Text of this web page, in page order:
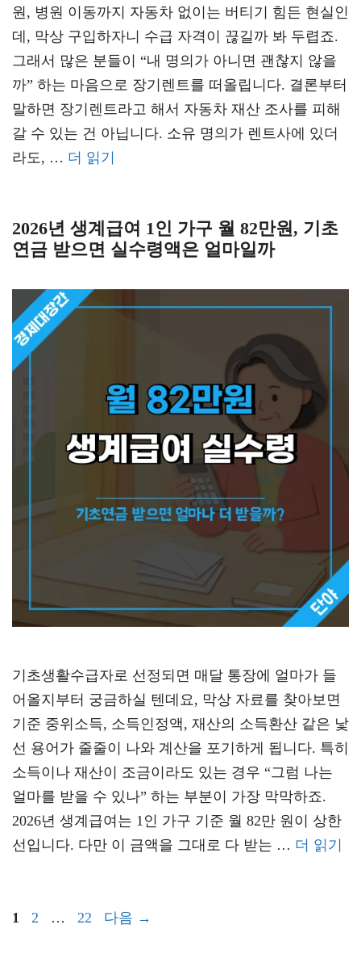
원, 병원 이동까지 자동차 없이는 버티기 힘든 현실인
데, 막상 구입하자니 수급 자격이 끊길까 봐 두렵죠.
그래서 많은 분들이 “내 명의가 아니면 괜찮지 않을
까” 하는 마음으로 장기렌트를 떠올립니다. 결론부터
말하면 장기렌트라고 해서 자동차 재산 조사를 피해
갈 수 있는 건 아닙니다. 소유 명의가 렌트사에 있더
라도, … 더 읽기
2026년 생계급여 1인 가구 월 82만원, 기초
연금 받으면 실수령액은 얼마일까
기초생활수급자로 선정되면 매달 통장에 얼마가 들
어올지부터 궁금하실 텐데요, 막상 자료를 찾아보면
기준 중위소득, 소득인정액, 재산의 소득환산 같은 낯
선 용어가 줄줄이 나와 계산을 포기하게 됩니다. 특히
소득이나 재산이 조금이라도 있는 경우 “그럼 나는
얼마를 받을 수 있나” 하는 부분이 가장 막막하죠.
2026년 생계급여는 1인 가구 기준 월 82만 원이 상한
선입니다. 다만 이 금액을 그대로 다 받는 … 더 읽기
페
1
페
2 …
페
22 다음 →